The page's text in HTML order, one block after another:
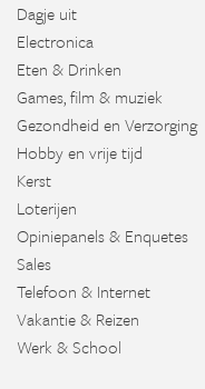
Dagje uit
Electronica
Eten & Drinken
Games, film & muziek
Gezondheid en Verzorging
Hobby en vrije tijd
Kerst
Loterijen
Opiniepanels & Enquetes
Sales
Telefoon & Internet
Vakantie & Reizen
Werk & School